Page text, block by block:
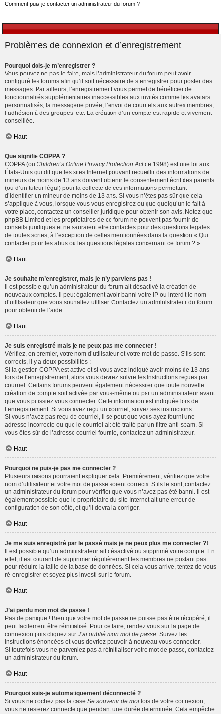
Comment puis-je contacter un administrateur du forum ?
Problèmes de connexion et d’enregistrement
Pourquoi dois-je m’enregistrer ?
Vous pouvez ne pas le faire, mais l’administrateur du forum peut avoir
configuré les forums afin qu’il soit nécessaire de s’enregistrer pour poster des
messages. Par ailleurs, l’enregistrement vous permet de bénéficier de
fonctionnalités supplémentaires inaccessibles aux invités comme les avatars
personnalisés, la messagerie privée, l’envoi de courriels aux autres membres,
l’adhésion à des groupes, etc. La création d’un compte est rapide et vivement
conseillée.
Haut
Que signifie COPPA ?
COPPA (ou Children’s Online Privacy Protection Actde 1998) est une loi aux
États-Unis qui dit que les sites Internet pouvant recueillir des informations de
mineurs de moins de 13 ans doivent obtenir le consentement écrit des parents
(ou d’un tuteur légal) pour la collecte de ces informations permettant
d’identifier un mineur de moins de 13 ans. Si vous n’êtes pas sûr que cela
s’applique à vous, lorsque vous vous enregistrez ou que quelqu’un le fait à
votre place, contactez un conseiller juridique pour obtenir son avis. Notez que
phpBB Limited et les propriétaires de ce forum ne peuvent pas fournir de
conseils juridiques et ne sauraient être contactés pour des questions légales
de toutes sortes, à l’exception de celles mentionnées dans la question « Qui
contacter pour les abus ou les questions légales concernant ce forum ? ».
Haut
Je souhaite m’enregistrer, mais je n’y parviens pas !
Il est possible qu’un administrateur du forum ait désactivé la création de
nouveaux comptes. Il peut également avoir banni votre IP ou interdit le nom
d’utilisateur que vous souhaitez utiliser. Contactez un administrateur du forum
pour obtenir de l’aide.
Haut
Je suis enregistré mais je ne peux pas me connecter !
Vérifiez, en premier, votre nom d’utilisateur et votre mot de passe. S’ils sont
corrects, il y a deux possibilités :
Si la gestion COPPA est active et si vous avez indiqué avoir moins de 13 ans
lors de l’enregistrement, alors vous devrez suivre les instructions reçues par
courriel. Certains forums peuvent également nécessiter que toute nouvelle
création de compte soit activée par vous-même ou par un administrateur avant
que vous puissiez vous connecter. Cette information est indiquée lors de
l’enregistrement. Si vous avez reçu un courriel, suivez ses instructions.
Si vous n’avez pas reçu de courriel, il se peut que vous ayez fourni une
adresse incorrecte ou que le courriel ait été traité par un filtre anti-spam. Si
vous êtes sûr de l’adresse courriel fournie, contactez un administrateur.
Haut
Pourquoi ne puis-je pas me connecter ?
Plusieurs raisons pourraient expliquer cela. Premièrement, vérifiez que votre
nom d’utilisateur et votre mot de passe soient corrects. S’ils le sont, contactez
un administrateur du forum pour vérifier que vous n’avez pas été banni. Il est
également possible que le propriétaire du site Internet ait une erreur de
configuration de son côté, et qu’il devra la corriger.
Haut
Je me suis enregistré par le passé mais je ne peux plus me connecter ?!
Il est possible qu’un administrateur ait désactivé ou supprimé votre compte. En
effet, il est courant de supprimer régulièrement les membres ne postant pas
pour réduire la taille de la base de données. Si cela vous arrive, tentez de vous
ré-enregistrer et soyez plus investi sur le forum.
Haut
J’ai perdu mon mot de passe !
Pas de panique ! Bien que votre mot de passe ne puisse pas être récupéré, il
peut facilement être réinitialisé. Pour ce faire, rendez vous sur la page de
connexion puis cliquez sur J’ai oublié mon mot de passe . Suivez les
instructions énoncées et vous devriez pouvoir à nouveau vous connecter.
Si toutefois vous ne parveniez pas à réinitialiser votre mot de passe, contactez
un administrateur du forum.
Haut
Pourquoi suis-je automatiquement déconnecté ?
Si vous ne cochez pas la case Se souvenir de moi lors de votre connexion,
vous ne resterez connecté que pendant une durée déterminée. Cela empêche